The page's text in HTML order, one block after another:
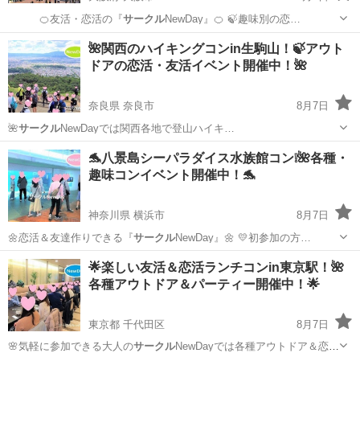
🍊友活・恋活の『サークル NewDay』🍊 🍃趣味別の恋…
大阪 大阪市 パーティー 会場
🌺関西のハイキングコンin生駒山！🍃アウト
ドアの恋活・友活イベント開催中！🌺
奈良県 奈良市
8月7日
🌺サークルNewDayでは関西各地で登山ハイキ…
奈良 奈良市 パーティー アウトドア
🐬八景島シーパラダイス水族館コン❕🌺各種・
趣味コンイベント開催中！🐬
神奈川県 横浜市
8月7日
🌼恋活＆友達作りできる『サークル NewDay』🌼 💛初参加の方…
神奈川 横浜市 パーティー 会場
🌟楽しい友活＆恋活ランチコンin東京駅！🌺
各種アウトドア＆パーティー開催中！🌟
東京都 千代田区
8月7日
🌸気軽に参加できる大人のサークルNewDayでは各種アウトドア＆恋